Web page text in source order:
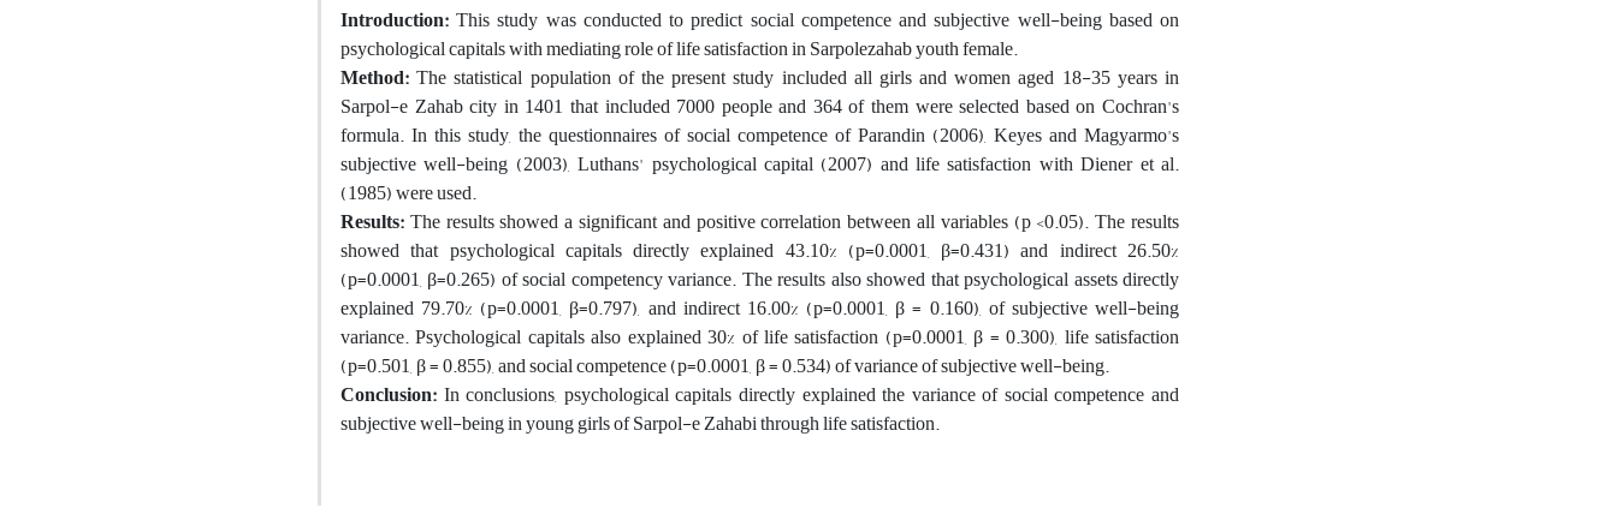
Introduction: This study was conducted to predict social competence and subjective well-being based on
psychological capitals with mediating role of life satisfaction in Sarpolezahab youth female.
Method: The statistical population of the present study included all girls and women aged 18-35 years in
Sarpol-e Zahab city in 1401 that included 7000 people and 364 of them were selected based on Cochran's
formula. In this study, the questionnaires of social competence of Parandin (2006), Keyes and Magyarmo's
subjective well-being (2003), Luthans' psychological capital (2007) and life satisfaction with Diener et al.
(1985) were used.
Results:The results showed a significant and positive correlation between all variables (p <0.05). The results
showed that psychological capitals directly explained 43.10% (p=0.0001, β=0.431) and indirect 26.50%
(p=0.0001, β=0.265) of social competency variance. The results also showed that psychological assets directly
explained 79.70% (p=0.0001, β=0.797), and indirect 16.00% (p=0.0001, β = 0.160), of subjective well-being
variance. Psychological capitals also explained 30% of life satisfaction (p=0.0001, β = 0.300), life satisfaction
(p=0.501, β = 0.855), and social competence (p=0.0001, β = 0.534) of variance of subjective well-being.
Conclusion: In conclusions, psychological capitals directly explained the variance of social competence and
subjective well-being in young girls of Sarpol-e Zahabi through life satisfaction.